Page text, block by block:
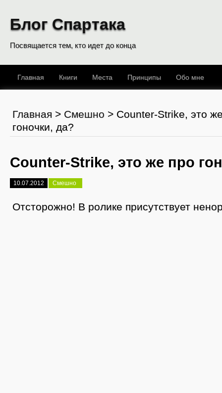
Блог Спартака
Посвящается тем, кто идет до конца
Главная Книги Места Принципы Обо мне
Главная > Смешно > Counter-Strike, это
гоночки, да?
Counter-Strike, это же про
10.07.2012 Смешно
Отсторожно! В ролике присутствует